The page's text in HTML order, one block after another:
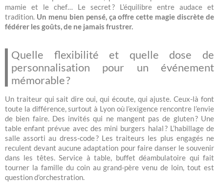
mamie et le chef… Le secret ? L’équilibre entre audace et
tradition. Un menu bien pensé, ça offre cette magie discrète de
fédérer les goûts, de ne jamais frustrer.
Quelle flexibilité et quelle dose de
personnalisation pour un événement
mémorable ?
Un traiteur qui sait dire oui, qui écoute, qui ajuste. Ceux-là font
toute la différence, surtout à Lyon où l’exigence rencontre l’envie
de bien faire. Des invités qui ne mangent pas de gluten ? Une
table enfant prévue avec des mini burgers halal ? L’habillage de
salle assorti au dress-code ? Les traiteurs les plus engagés ne
reculent devant aucune adaptation pour faire danser le souvenir
dans les têtes. Service à table, buffet déambulatoire qui fait
tourner la famille du coin au grand-père venu de loin, tout est
question d’orchestration.